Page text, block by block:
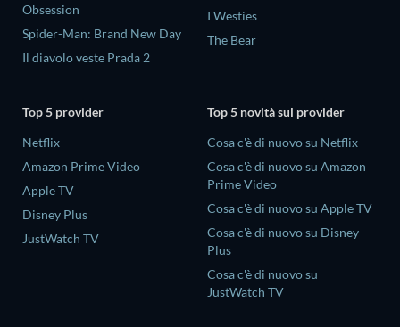
Obsession
Spider-Man: Brand New Day
Il diavolo veste Prada 2
I Westies
The Bear
Top 5 provider
Netflix
Amazon Prime Video
Apple TV
Disney Plus
JustWatch TV
Top 5 novità sul provider
Cosa c'è di nuovo su Netflix
Cosa c'è di nuovo su Amazon
Prime Video
Cosa c'è di nuovo su Apple TV
Cosa c'è di nuovo su Disney
Plus
Cosa c'è di nuovo su
JustWatch TV